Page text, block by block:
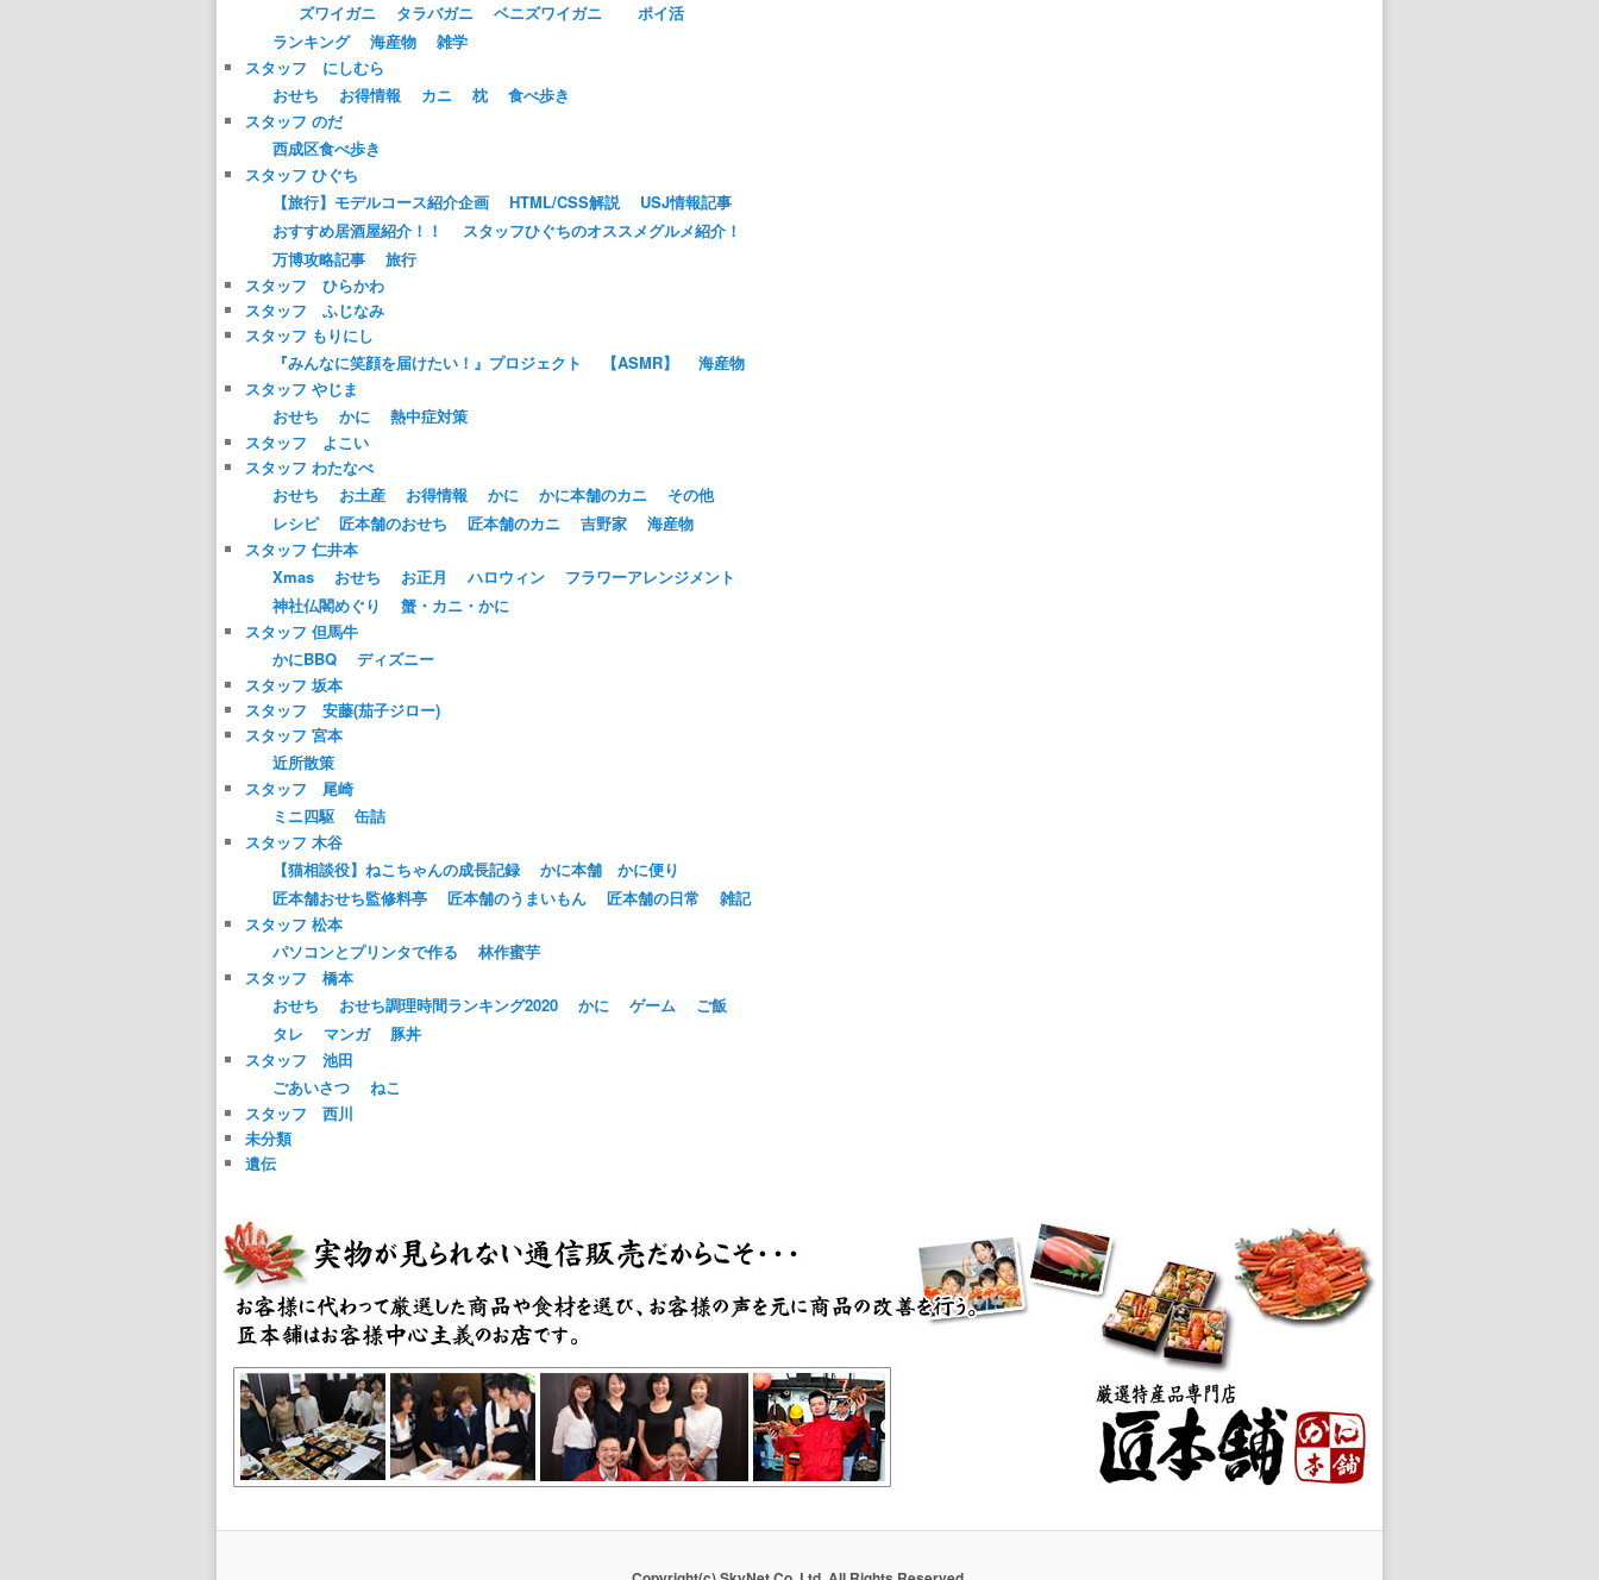
ズワイガニ
タラバガニ ベニズワイガニ
ポイ活
ランキング
海産物
雑学
スタッフ にしむら
おせち
お得情報 カニ 枕
食べ歩き
スタッフ のだ
西成区食べ歩き
スタッフ ひぐち
【旅行】モデルコース紹介企画
HTML/CSS解説
USJ情報記事
おすすめ居酒屋紹介！！
スタッフひぐちのオススメグルメ紹介！
万博攻略記事
旅行
スタッフ ひらかわ
スタッフ ふじなみ
スタッフ もりにし
『みんなに笑顔を届けたい！』プロジェクト
【ASMR】
海産物
スタッフ やじま
おせち
かに
熱中症対策
スタッフ よこい
スタッフ わたなべ
おせち
お土産 お得情報 かに かに本舗のカニ
その他
レシピ
匠本舗のおせち 匠本舗のカニ 吉野家
海産物
スタッフ 仁井本
Xmas
おせち お正月 ハロウィン
フラワーアレンジメント
神社仏閣めぐり
蟹・カニ・かに
スタッフ 但馬牛
かにBBQ
ディズニー
スタッフ 坂本
スタッフ 安藤(茄子ジロー)
スタッフ 宮本
近所散策
スタッフ 尾崎
ミニ四駆
缶詰
スタッフ 木谷
【猫相談役】ねこちゃんの成長記録
かに本舗 かに便り
匠本舗おせち監修料亭
匠本舗のうまいもん 匠本舗の日常
雑記
スタッフ 松本
パソコンとプリンタで作る
林作蜜芋
スタッフ 橋本
おせち
おせち調理時間ランキング2020 かに ゲーム
ご飯
タレ
マンガ
豚丼
スタッフ 池田
ごあいさつ
ねこ
スタッフ 西川
未分類
遺伝